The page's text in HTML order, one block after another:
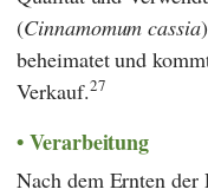
(Cinnamomum cassia
beheimatet und
Verkauf.27
Verarbeitung
Nach dem Ernten der